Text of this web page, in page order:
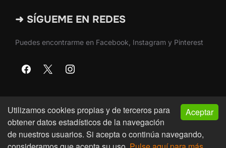
Aceptar
Utilizamos cookies propias y de terceros para
obtener datos estadísticos de la navegación
de nuestros usuarios. Si acepta o continúa navegando,
➜ SÍGUEME EN REDES
Puedes encontrarme en Facebook, Instagram y Pinterest
Copyright © 2026 · Martín Nieto · Morón de la Frontera
(Sevilla)